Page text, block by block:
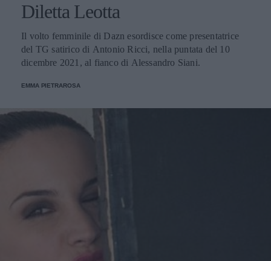
Diletta Leotta
Il volto femminile di Dazn esordisce come presentatrice
del TG satirico di Antonio Ricci, nella puntata del 10
dicembre 2021, al fianco di Alessandro Siani.
EMMA PIETRAROSA